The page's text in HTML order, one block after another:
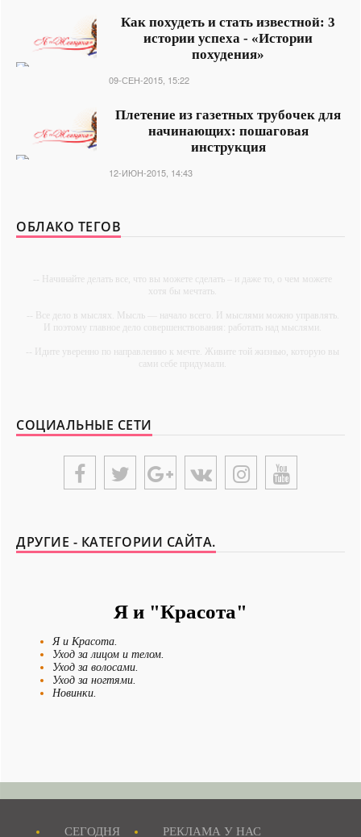
Как похудеть и стать известной: 3
истории успеха - «Истории
похудения»
09-СЕН-2015, 15:22
Плетение из газетных трубочек для
начинающих: пошаговая
инструкция
12-ИЮН-2015, 14:43
ОБЛАКО ТЕГОВ
-- Начинайте делать все, что вы можете сделать – и даже то, о чем можете
хотя бы мечтать.
-- Все дело в мыслях. Мысль — начало всего. И мыслями можно управлять.
И поэтому главное дело совершенствования: работать над мыслями.
-- Идите уверенно по направлению к мечте. Живите той жизнью, которую вы
сами себе придумали.
-- Лучшее, что можно сделать с хорошим советом, это пропустить его мимо
ушей. Он никогда не бывает полезен никому, кроме того, кто его дал.
-- Люблю давать советы и очень не люблю, когда их дают мне.
{UNIPLACE}
СОЦИАЛЬНЫЕ СЕТИ
ДРУГИЕ - КАТЕГОРИИ САЙТА.
Я и "Красота"
Я и Красота.
Уход за лицом и телом.
Уход за волосами.
Уход за ногтями.
Новинки.
Новости - Сегодня.
СЕГОДНЯ РЕКЛАМА У НАС